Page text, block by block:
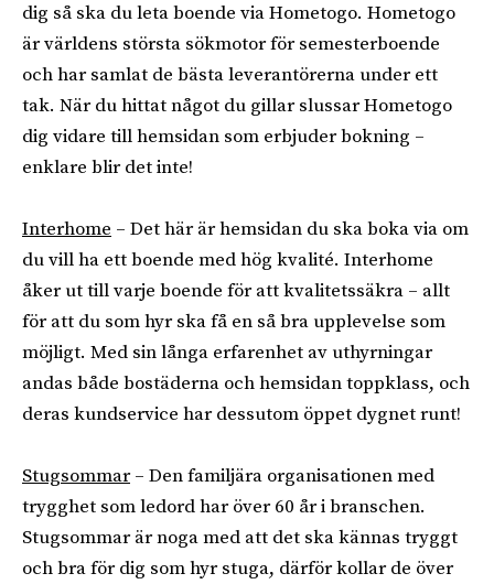
dig så ska du leta boende via Hometogo. Hometogo
är världens största sökmotor för semesterboende
och har samlat de bästa leverantörerna under ett
tak. När du hittat något du gillar slussar Hometogo
dig vidare till hemsidan som erbjuder bokning –
enklare blir det inte!
Interhome – Det här är hemsidan du ska boka via om
du vill ha ett boende med hög kvalité. Interhome
åker ut till varje boende för att kvalitetssäkra – allt
för att du som hyr ska få en så bra upplevelse som
möjligt. Med sin långa erfarenhet av uthyrningar
andas både bostäderna och hemsidan toppklass, och
deras kundservice har dessutom öppet dygnet runt!
Stugsommar– Den familjära organisationen med
trygghet som ledord har över 60 år i branschen.
Stugsommar är noga med att det ska kännas tryggt
och bra för dig som hyr stuga, därför kollar de över